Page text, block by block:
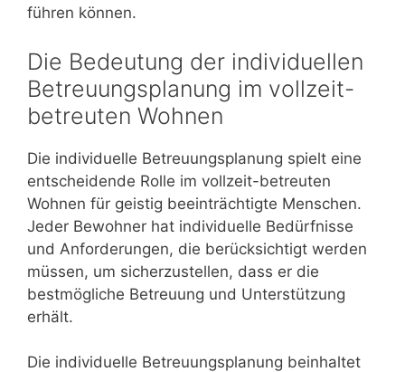
führen können.
Die Bedeutung der individuellen
Betreuungsplanung im vollzeit-
betreuten Wohnen
Die individuelle Betreuungsplanung spielt eine
entscheidende Rolle im vollzeit-betreuten
Wohnen für geistig beeinträchtigte Menschen.
Jeder Bewohner hat individuelle Bedürfnisse
und Anforderungen, die berücksichtigt werden
müssen, um sicherzustellen, dass er die
bestmögliche Betreuung und Unterstützung
erhält.
Die individuelle Betreuungsplanung beinhaltet